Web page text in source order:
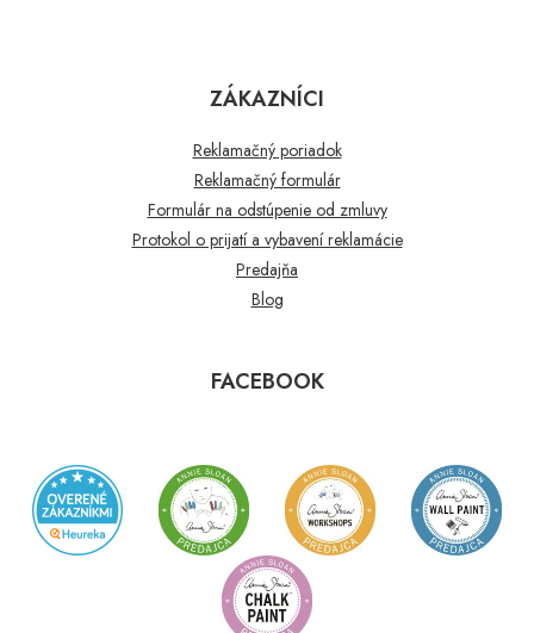
ZÁKAZNÍCI
Reklamačný poriadok
Reklamačný formulár
Formulár na odstúpenie od zmluvy
Protokol o prijatí a vybavení reklamácie
Predajňa
Blog
FACEBOOK